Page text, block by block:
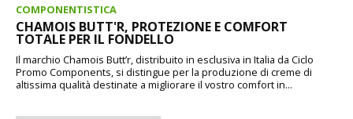
COMPONENTISTICA
CHAMOIS BUTT'R, PROTEZIONE E COMFORT
TOTALE PER IL FONDELLO
Il marchio Chamois Butt’r, distribuito in esclusiva in Italia da Ciclo
Promo Components, si distingue per la produzione di creme di
altissima qualità destinate a migliorare il vostro comfort in...